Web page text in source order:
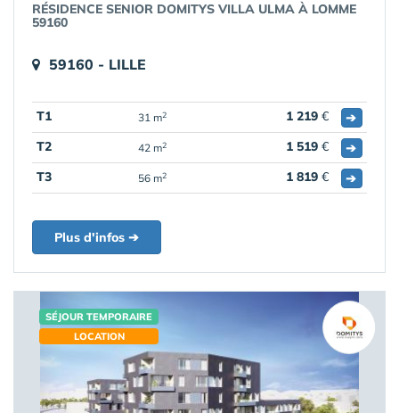
RÉSIDENCE SENIOR DOMITYS VILLA ULMA À LOMME
59160
59160 - LILLE
T1 31 m2 1 219 €
➔
T2
42 m2 1 519 €
➔
T3
56 m2 1 819 € ➔
Plus d'infos ➔
SÉJOUR TEMPORAIRE
LOCATION